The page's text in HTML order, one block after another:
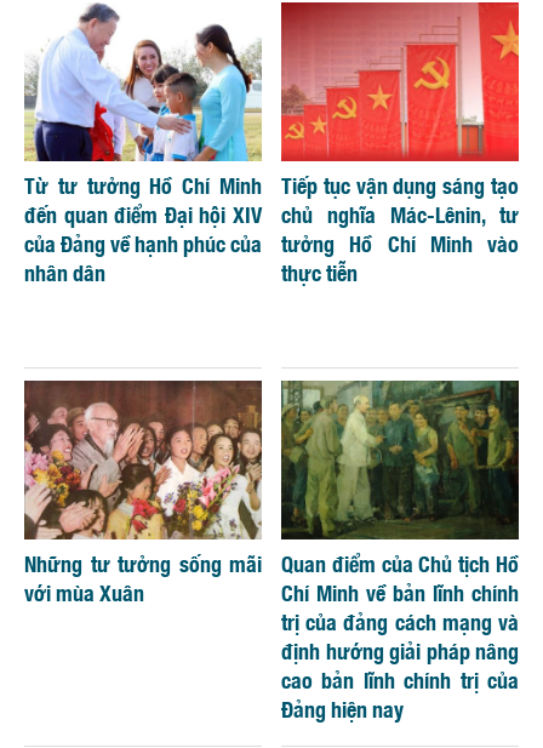
Từ tư tưởng Hồ Chí Minh
đến quan điểm Đại hội XIV
của Đảng về hạnh phúc của
nhân dân
Tiếp tục vận dụng sáng tạo
chủ nghĩa Mác-Lênin, tư
tưởng Hồ Chí Minh vào
thực tiễn
Những tư tưởng sống mãi
với mùa Xuân
Quan điểm của Chủ tịch Hồ
Chí Minh về bản lĩnh chính
trị của đảng cách mạng và
định hướng giải pháp nâng
cao bản lĩnh chính trị của
Đảng hiện nay